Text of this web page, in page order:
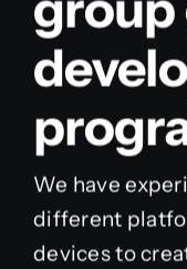
We have
different
devices to